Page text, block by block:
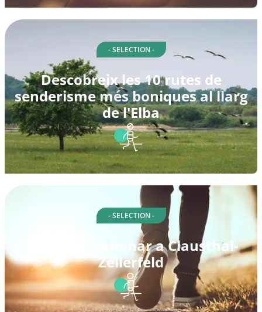
- SELECTION -
Descobreix les 10 rutes de
senderisme més boniques al llarg
de l'Elba
- SELECTION -
Rutes per caminar a Clausthal-
Zellerfeld